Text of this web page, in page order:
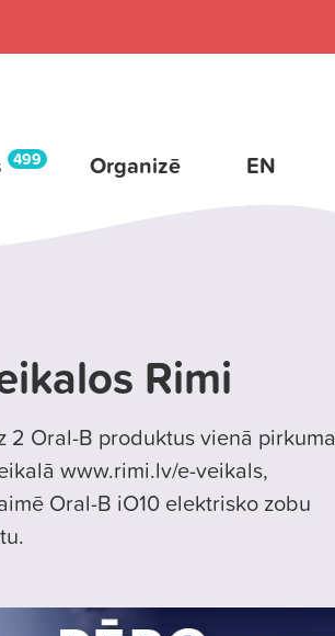
499 Organizē EN
Rimi
2 Oral-B produktus vienā pirkuma
www.rimi.lv/e-veikals,
Oral-B iO10 elektrisko zobu